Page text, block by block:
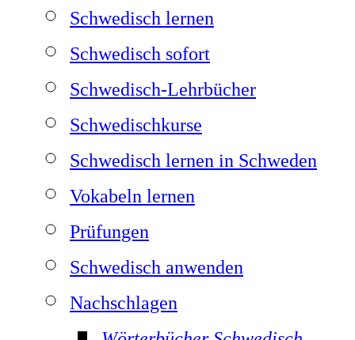
Schwedisch lernen
Schwedisch sofort
Schwedisch-Lehrbücher
Schwedischkurse
Schwedisch lernen in Schweden
Vokabeln lernen
Prüfungen
Schwedisch anwenden
Nachschlagen